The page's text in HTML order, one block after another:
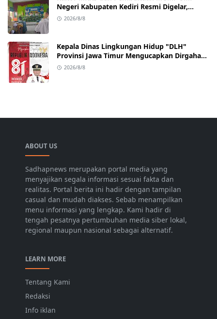
Negeri Kabupaten Kediri Resmi Digelar,
Kadisdik Tekankan Kolaborasi Wujudkan
2026/8/8
Kepala Dinas Lingkungan Hidup "DLH"
Provinsi Jawa Timur Mengucapkan Dirgahayu
Republik Indonesia 17Agustus 2026 Ke-81
2026/8/8
ABOUT US
Sadhapnews merupakan portal media yang
menyajikan segala informasi sesuai fakta dan
realitas. Portal berita ini hadir dengan tampilan
casual dan mudah diakses. Sebab menampilkan
menu informasi yang lengkap. Kami hadir di
tengah pesatnya pertumbuhan media siber lokal,
regional maupun nasional sebagai alternatif.
LEARN MORE
Tentang Kami
Redaksi
Info iklan